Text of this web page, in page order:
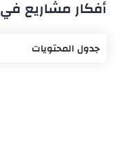
أفكار مشاريع في
جدول المحتويات